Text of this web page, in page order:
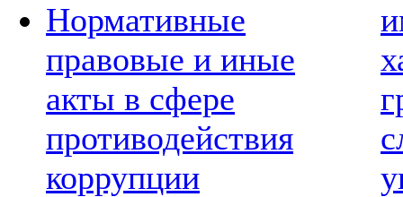
Нормативные
правовые и иные
акты в сфере
противодействия
коррупции